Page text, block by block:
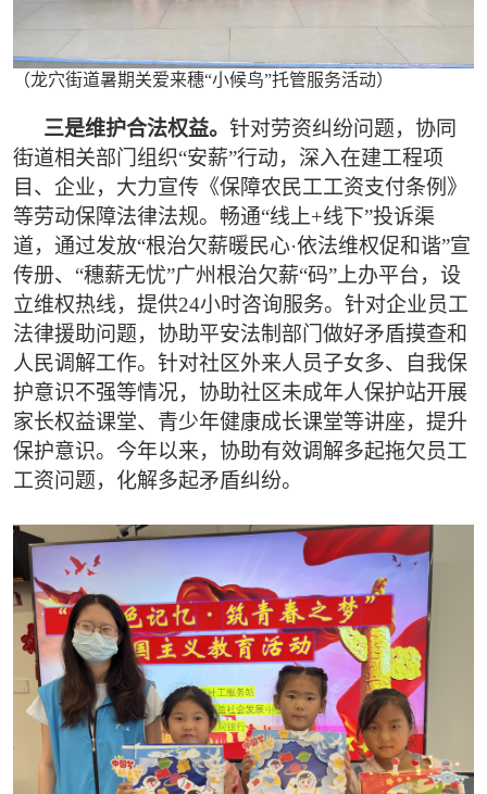
（龙穴街道暑期关爱来穗“小候鸟”托管服务活动）
三是维护合法权益。 针对劳资纠纷问题，协同
街道相关部门组织“安薪”行动，深入在建工程项
目、企业，大力宣传《保障农民工工资支付条例》
等劳动保障法律法规。畅通“线上+线下”投诉渠
道，通过发放“根治欠薪暖民心·依法维权促和谐”宣
传册、“穗薪无忧”广州根治欠薪“码”上办平台，设
立维权热线，提供24小时咨询服务。针对企业员工
法律援助问题，协助平安法制部门做好矛盾摸查和
人民调解工作。针对社区外来人员子女多、自我保
护意识不强等情况，协助社区未成年人保护站开展
家长权益课堂、青少年健康成长课堂等讲座，提升
保护意识。今年以来，协助有效调解多起拖欠员工
工资问题，化解多起矛盾纠纷。